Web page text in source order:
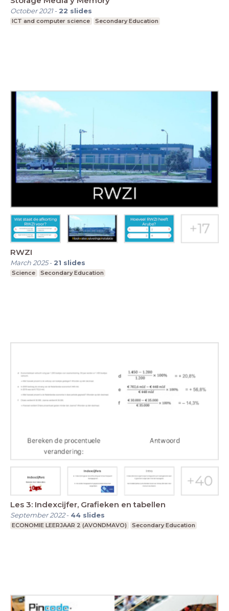
October 2021- 22 slides
ICT and computer science Secondary Education
RWZI
March 2025- 21 slides
Science Secondary Education
Les 3: Indexcijfer, Grafieken en tabellen
September 2022- 44 slides
ECONOMIE LEERJAAR 2 (AVONDMAVO) Secondary Education